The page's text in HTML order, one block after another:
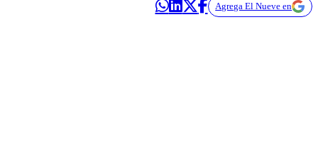
Agrega El Nueve en